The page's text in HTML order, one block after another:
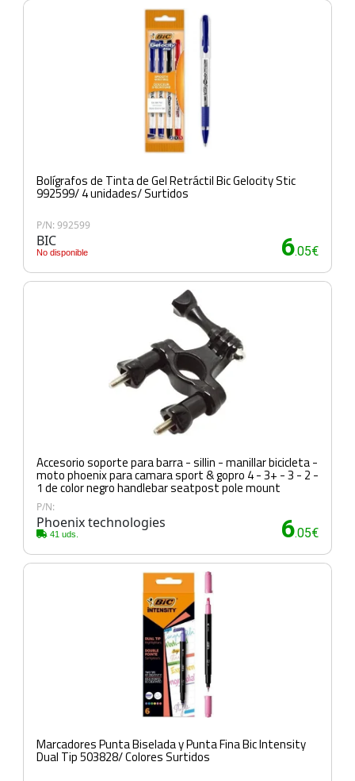
Bolígrafos de Tinta de Gel Retráctil Bic Gelocity Stic
992599/ 4 unidades/ Surtidos
P/N: 992599
BIC
No disponible 6.05€
Accesorio soporte para barra - sillin - manillar bicicleta -
moto phoenix para camara sport & gopro 4 - 3+ - 3 - 2 -
1 de color negro handlebar seatpost pole mount
P/N:
Phoenix technologies
41 uds. 6.05€
Marcadores Punta Biselada y Punta Fina Bic Intensity
Dual Tip 503828/ Colores Surtidos